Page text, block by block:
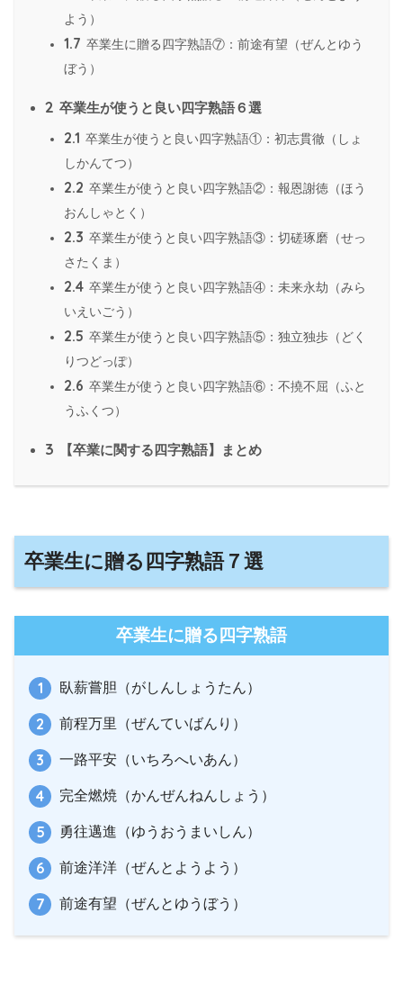
よう）
1.7 卒業生に贈る四字熟語⑦：前途有望（ぜんとゆう
ぼう）
2 卒業生が使うと良い四字熟語６選
2.1 卒業生が使うと良い四字熟語①：初志貫徹（しょ
しかんてつ）
2.2 卒業生が使うと良い四字熟語②：報恩謝徳（ほう
おんしゃとく）
2.3 卒業生が使うと良い四字熟語③：切磋琢磨（せっ
さたくま）
2.4 卒業生が使うと良い四字熟語④：未来永劫（みら
いえいごう）
2.5 卒業生が使うと良い四字熟語⑤：独立独歩（どく
りつどっぽ）
2.6 卒業生が使うと良い四字熟語⑥：不撓不屈（ふと
うふくつ）
3 【卒業に関する四字熟語】まとめ
卒業生に贈る四字熟語７選
卒業生に贈る四字熟語
臥薪嘗胆（がしんしょうたん）
前程万里（ぜんていばんり）
一路平安（いちろへいあん）
完全燃焼（かんぜんねんしょう）
勇往邁進（ゆうおうまいしん）
前途洋洋（ぜんとようよう）
前途有望（ぜんとゆうぼう）